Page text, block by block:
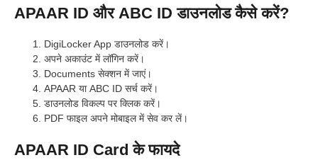
APAAR ID और ABC ID डाउनलोड कैसे करें?
DigiLocker App डाउनलोड करें।
अपने अकाउंट में लॉगिन करें।
Documents सेक्शन में जाएं।
APAAR या ABC ID सर्च करें।
डाउनलोड विकल्प पर क्लिक करें।
PDF फाइल अपने मोबाइल में सेव कर लें।
APAAR ID Card के फायदे